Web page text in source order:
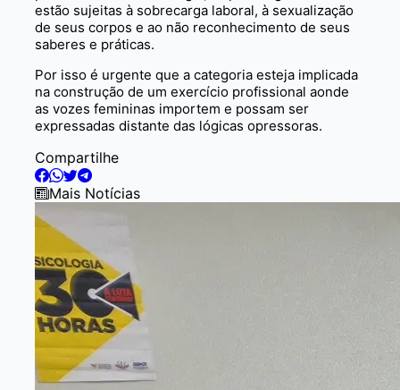
estão sujeitas à sobrecarga laboral, à sexualização
de seus corpos e ao não reconhecimento de seus
saberes e práticas.
Por isso é urgente que a categoria esteja implicada
na construção de um exercício profissional aonde
as vozes femininas importem e possam ser
expressadas distante das lógicas opressoras.
Compartilhe
Mais Notícias